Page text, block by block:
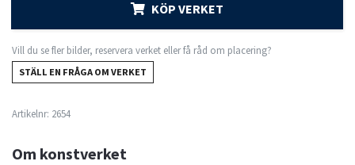
KÖP VERKET
Vill du se fler bilder, reservera verket eller få råd om placering?
STÄLL EN FRÅGA OM VERKET
Artikelnr: 2654
Om konstverket